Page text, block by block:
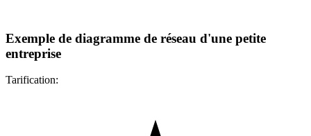
Exemple de diagramme de réseau d'une petite
entreprise
Tarification: